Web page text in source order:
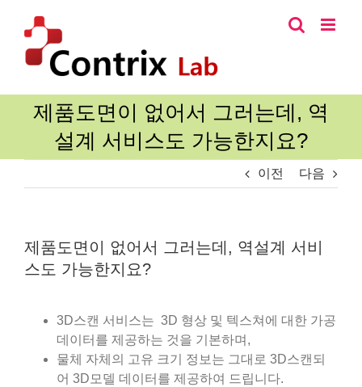
제품도면이 없어서 그러는데, 역
설계 서비스도 가능한지요?
이전 다음
제품도면이 없어서 그러는데, 역설계 서비
스도 가능한지요?
3D스캔 서비스는 3D 형상 및 텍스쳐에 대한 가공
데이터를 제공하는 것을 기본하며,
물체 자체의 고유 크기 정보는 그대로 3D스캔되
어 3D모델 데이터를 제공하여 드립니다.